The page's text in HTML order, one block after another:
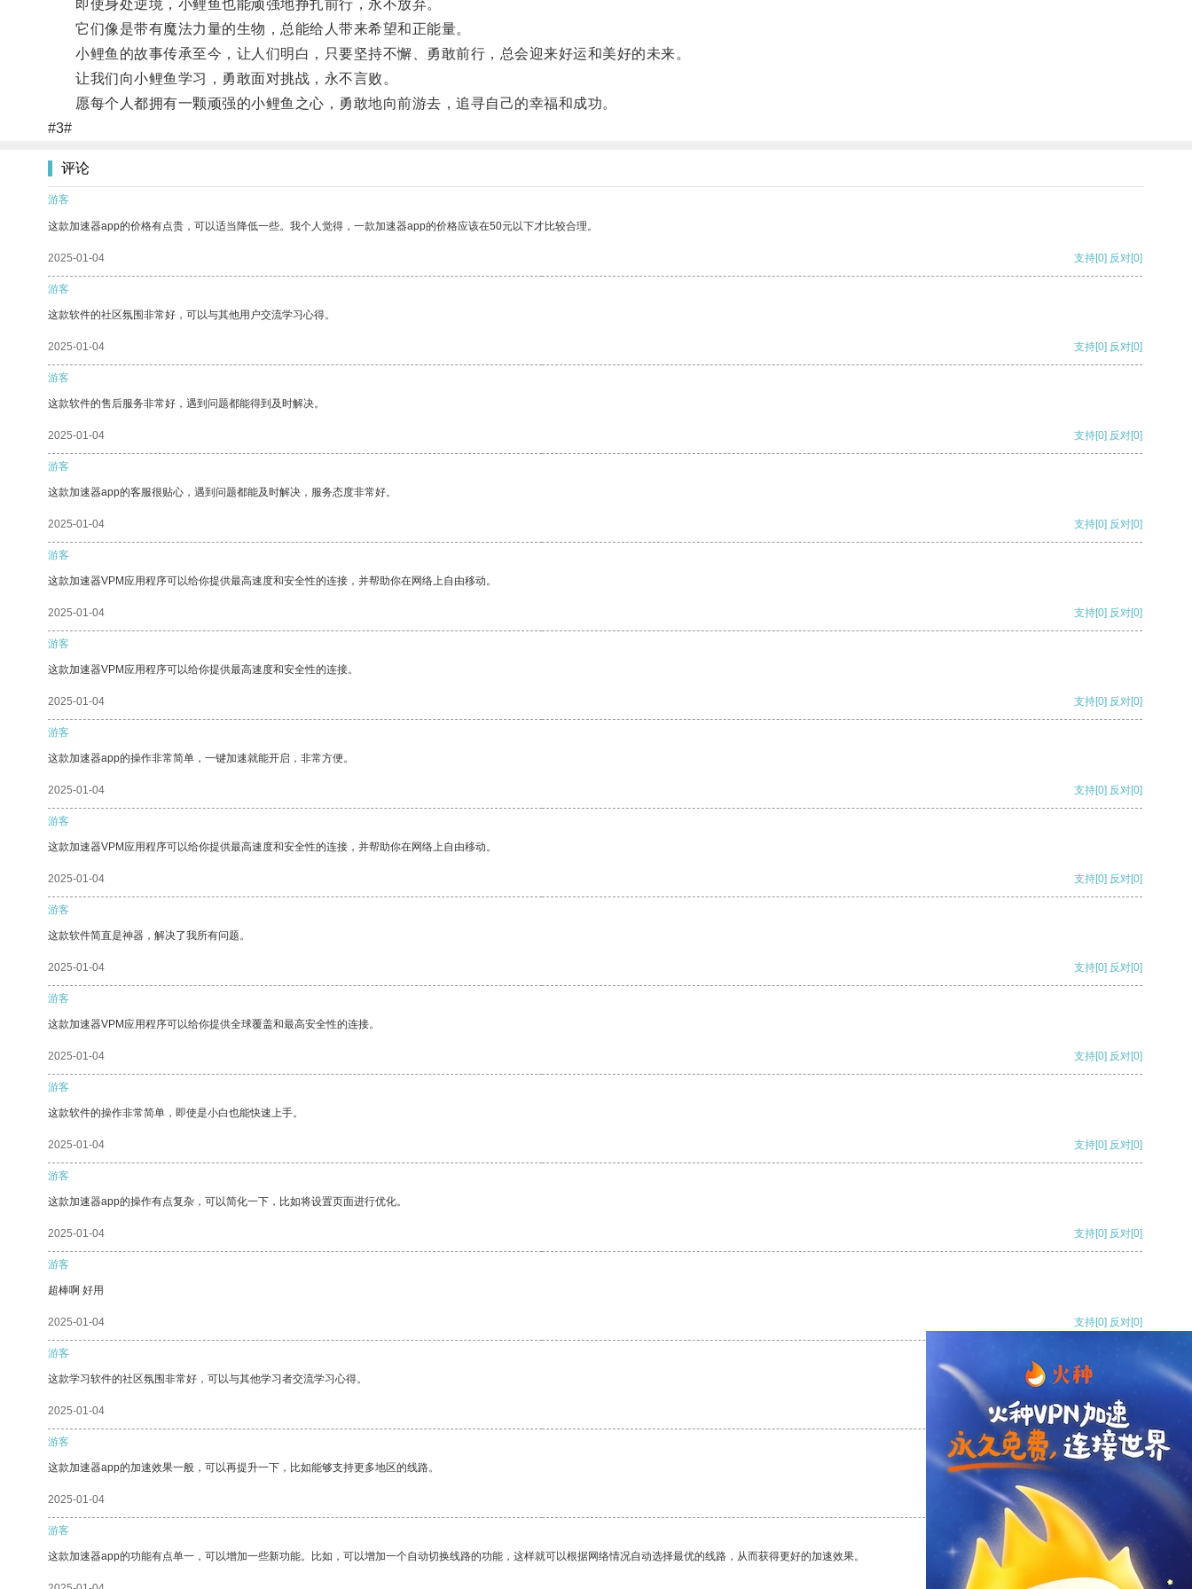
即使身处逆境，小鲤鱼也能顽强地挣扎前行，永不放弃。
它们像是带有魔法力量的生物，总能给人带来希望和正能量。
小鲤鱼的故事传承至今，让人们明白，只要坚持不懈、勇敢前行，总会迎来好运和美好的未来。
让我们向小鲤鱼学习，勇敢面对挑战，永不言败。
愿每个人都拥有一颗顽强的小鲤鱼之心，勇敢地向前游去，追寻自己的幸福和成功。
#3#
评论
游客
这款加速器app的价格有点贵，可以适当降低一些。我个人觉得，一款加速器app的价格应该在50元以下才比较合理。
2025-01-04 支持[0] 反对[0]
游客
这款软件的社区氛围非常好，可以与其他用户交流学习心得。
2025-01-04 支持[0] 反对[0]
游客
这款软件的售后服务非常好，遇到问题都能得到及时解决。
2025-01-04 支持[0] 反对[0]
游客
这款加速器app的客服很贴心，遇到问题都能及时解决，服务态度非常好。
2025-01-04 支持[0] 反对[0]
游客
这款加速器VPM应用程序可以给你提供最高速度和安全性的连接，并帮助你在网络上自由移动。
2025-01-04 支持[0] 反对[0]
游客
这款加速器VPM应用程序可以给你提供最高速度和安全性的连接。
2025-01-04 支持[0] 反对[0]
游客
这款加速器app的操作非常简单，一键加速就能开启，非常方便。
2025-01-04 支持[0] 反对[0]
游客
这款加速器VPM应用程序可以给你提供最高速度和安全性的连接，并帮助你在网络上自由移动。
2025-01-04 支持[0] 反对[0]
游客
这款软件简直是神器，解决了我所有问题。
2025-01-04 支持[0] 反对[0]
游客
这款加速器VPM应用程序可以给你提供全球覆盖和最高安全性的连接。
2025-01-04 支持[0] 反对[0]
游客
这款软件的操作非常简单，即使是小白也能快速上手。
2025-01-04 支持[0] 反对[0]
游客
这款加速器app的操作有点复杂，可以简化一下，比如将设置页面进行优化。
2025-01-04 支持[0] 反对[0]
游客
超棒啊 好用
2025-01-04 支持[0] 反对[0]
游客
这款学习软件的社区氛围非常好，可以与其他学习者交流学习心得。
2025-01-04 支持[0] 反对
游客
这款加速器app的加速效果一般，可以再提升一下，比如能够支持更多地区的线路。
2025-01-04 支持
游客
这款加速器app的功能有点单一，可以增加一些新功能。比如，可以增加一个自动切换线路的功能，这样就可以根据网络情况自动选择最优的线路，从而获得更好的加速效果。